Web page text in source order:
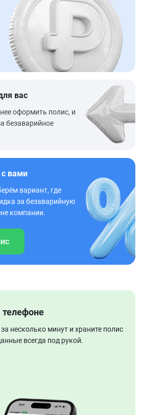
вас
оформить полис, и
безаварийное
вами
вариант, где
за безаварийную
компании.
несколько минут и храните полис
всегда под рукой.